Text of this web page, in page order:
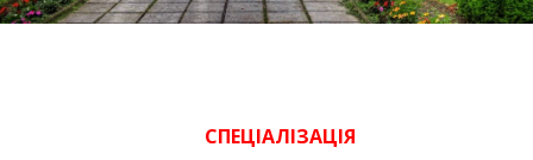
СПЕЦІАЛІЗАЦІЯ